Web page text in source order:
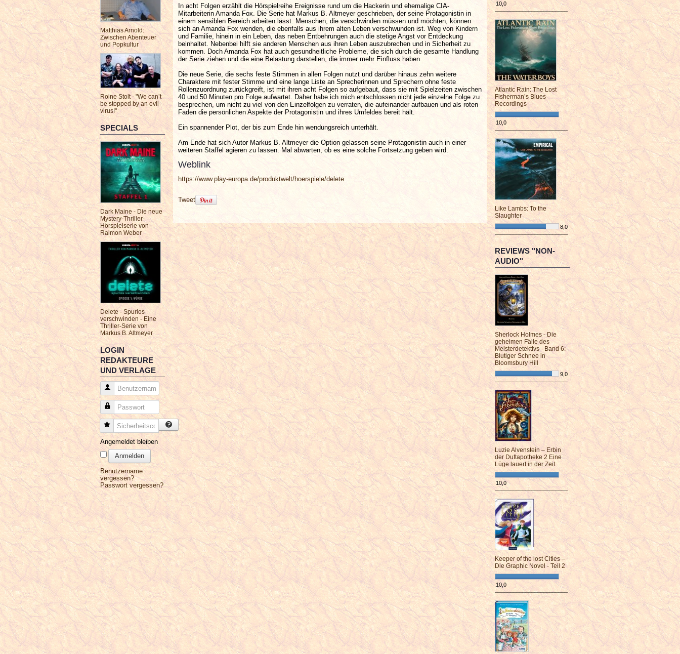
Matthias Arnold:
Zwischen Abenteuer
und Popkultur
Roine Stolt - "We can’t
be stopped by an evil
virus!"
SPECIALS
Dark Maine - Die neue
Mystery-Thriller-
Hörspielserie von
Raimon Weber
Delete - Spurlos
verschwinden - Eine
Thriller-Serie von
Markus B. Altmeyer
LOGIN
REDAKTEURE
UND VERLAGE
Benutzername
Passwort
Sicherheitscode
Angemeldet bleiben
Anmelden
Benutzername
vergessen?
Passwort vergessen?
In acht Folgen erzählt die Hörspielreihe Ereignisse rund um die Hackerin und ehemalige CIA-
Mitarbeiterin Amanda Fox. Die Serie hat Markus B. Altmeyer geschrieben, der seine Protagonistin in
einem sensiblen Bereich arbeiten lässt. Menschen, die verschwinden müssen und möchten, können
sich an Amanda Fox wenden, die ebenfalls aus ihrem alten Leben verschwunden ist. Weg von Kindern
und Familie, hinein in ein Leben, das neben Entbehrungen auch die stetige Angst vor Entdeckung
beinhaltet. Nebenbei hilft sie anderen Menschen aus ihren Leben auszubrechen und in Sicherheit zu
kommen. Doch Amanda Fox hat auch gesundheitliche Probleme, die sich durch die gesamte Handlung
der Serie ziehen und die eine Belastung darstellen, die immer mehr Einfluss haben.
Die neue Serie, die sechs feste Stimmen in allen Folgen nutzt und darüber hinaus zehn weitere
Charaktere mit fester Stimme und eine lange Liste an Sprecherinnen und Sprechern ohne feste
Rollenzuordnung zurückgreift, ist mit ihren acht Folgen so aufgebaut, dass sie mit Spielzeiten zwischen
40 und 50 Minuten pro Folge aufwartet. Daher habe ich mich entschlossen nicht jede einzelne Folge zu
besprechen, um nicht zu viel von den Einzelfolgen zu verraten, die aufeinander aufbauen und als roten
Faden die persönlichen Aspekte der Protagonistin und ihres Umfeldes bereit hält.
Ein spannender Plot, der bis zum Ende hin wendungsreich unterhält.
Am Ende hat sich Autor Markus B. Altmeyer die Option gelassen seine Protagonistin auch in einer
weiteren Staffel agieren zu lassen. Mal abwarten, ob es eine solche Fortsetzung geben wird.
Weblink
https://www.play-europa.de/produktwelt/hoerspiele/delete
Tweet
10,0
¯¯¯¯¯¯¯¯¯¯¯¯¯¯¯¯¯¯¯¯¯¯¯¯
Atlantic Rain: The Lost
Fisherman’s Blues
Recordings
10,0
¯¯¯¯¯¯¯¯¯¯¯¯¯¯¯¯¯¯¯¯¯¯¯¯
Like Lambs: To the
Slaughter
8,0
¯¯¯¯¯¯¯¯¯¯¯¯¯¯¯¯¯¯¯¯¯¯¯¯
REVIEWS "NON-
AUDIO"
Sherlock Holmes - Die
geheimen Fälle des
Meisterdetektivs - Band 6:
Blutiger Schnee in
Bloomsbury Hill
9,0
¯¯¯¯¯¯¯¯¯¯¯¯¯¯¯¯¯¯¯¯¯¯¯¯
Luzie Alvenstein – Erbin
der Duftapotheke 2 Eine
Lüge lauert in der Zeit
10,0
¯¯¯¯¯¯¯¯¯¯¯¯¯¯¯¯¯¯¯¯¯¯¯¯
Keeper of the lost Cities –
Die Graphic Novel - Teil 2
10,0
¯¯¯¯¯¯¯¯¯¯¯¯¯¯¯¯¯¯¯¯¯¯¯¯